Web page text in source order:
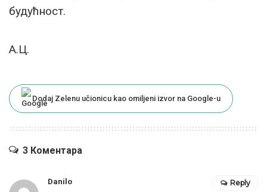
будућност.
А.Ц.
Dodaj Zelenu učionicu kao omiljeni izvor na Google-u
3 Коментара
Danilo Reply